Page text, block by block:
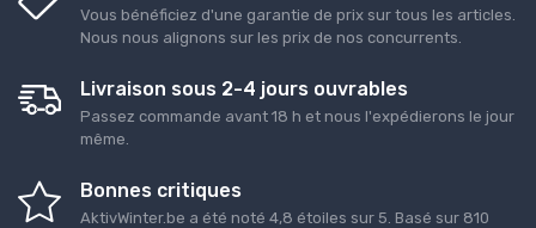
Vous bénéficiez d'une garantie de prix sur tous les articles.
Nous nous alignons sur les prix de nos concurrents.
Livraison sous 2-4 jours ouvrables
Passez commande avant 18 h et nous l'expédierons le jour
même.
Bonnes critiques
AktivWinter.be a été noté 4,8 étoiles sur 5 . Basé sur 810